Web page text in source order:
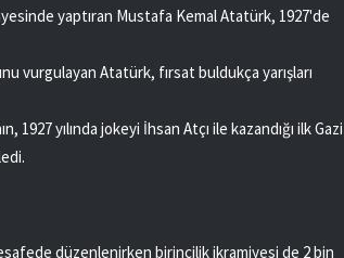
yaptıran Mustafa Kemal Atatürk, 1927'de
vurgulayan Atatürk, fırsat buldukça yarışları
yılında jokeyi İhsan Atçı ile kazandığı ilk Gazi
düzenlenirken birincilik ikramiyesi de 2 bin